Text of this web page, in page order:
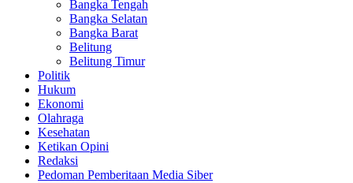
Bangka Tengah
Bangka Selatan
Bangka Barat
Belitung
Belitung Timur
Politik
Hukum
Ekonomi
Olahraga
Kesehatan
Ketikan Opini
Redaksi
Pedoman Pemberitaan Media Siber